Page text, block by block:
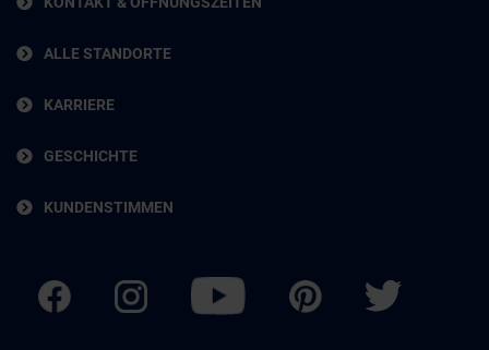
ALLE STANDORTE
KARRIERE
GESCHICHTE
KUNDENSTIMMEN